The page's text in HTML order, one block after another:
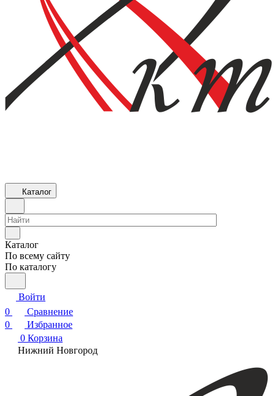
Каталог
Каталог
По всему сайту
По каталогу
Войти
0
Сравнение
0
Избранное
0 Корзина
Нижний Новгород